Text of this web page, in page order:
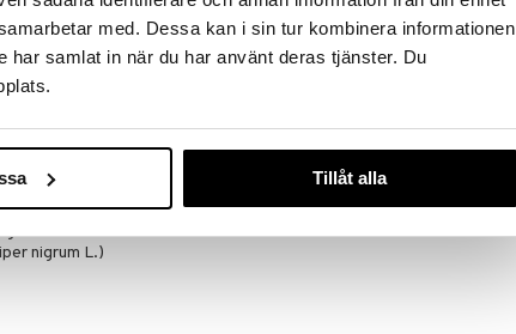
med. Dessa kan i sin tur kombinera informationen
har samlat in när du har använt deras tjänster. Du
Tillåt alla
Kosttillskott
räckhåll för
vitt
löslig
Schrad.
nigrum L.)
389 kr